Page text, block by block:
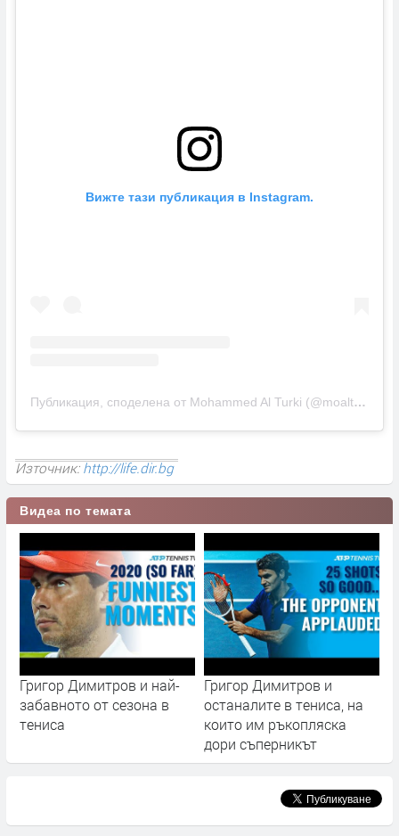
Вижте тази публикация в Instagram.
Публикация, споделена от Mohammed Al Turki (@moalturki)
Източник:http://life.dir.bg
Видеа по темата
Григор Димитров и най-
забавното от сезона в
тениса
Григор Димитров и
останалите в тениса, на
които им ръкопляска
дори съперникът